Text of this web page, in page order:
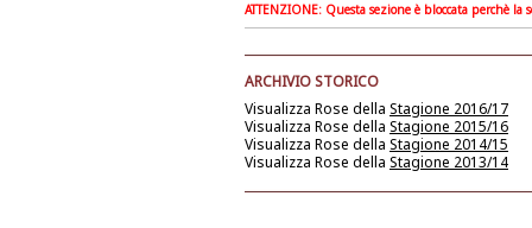
ATTENZIONE: Questa sezione è bloccata perchè
ARCHIVIO STORICO
Visualizza Rose della Stagione 2016/17
Visualizza Rose della Stagione 2015/16
Visualizza Rose della Stagione 2014/15
Visualizza Rose della Stagione 2013/14